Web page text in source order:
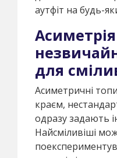
аутфіт на будь-
для
Асиметричні
краєм,
одразу задають
Найсміливіші